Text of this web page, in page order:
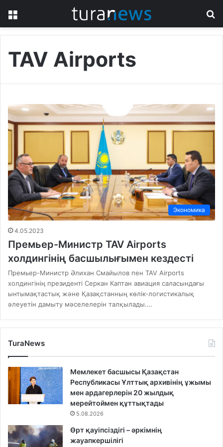
TAV Airports
Экономика
4.05.2023
Премьер-Министр TAV Airports
холдингінің басшылығымен кездесті
Премьер-Министр Әлихан Смайылов пен TAV Airports
холдингінің президенті Серкан Каптан авиация саласындағы
ынтымақтастық және Қазақстанның көлік-логистикалық
әлеуетін дамыту мәселелерін талқылады.…
TuraNews
Мемлекет басшысы Қазақстан
Республикасы Ұлттық архивінің ұжымы
мен ардагерлерін 20 жылдық
мерейтоймен құттықтады
5.08.2026
Өрт қауіпсіздігі – әркімнің
жауапкершілігі